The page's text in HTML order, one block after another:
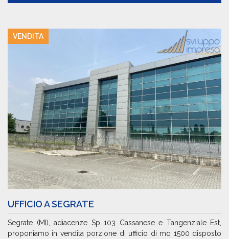
VENDITA
UFFICIO A SEGRATE
Segrate (MI), adiacenze Sp 103 Cassanese e Tangenziale Est,
proponiamo in vendita porzione di ufficio di mq 1500 disposto